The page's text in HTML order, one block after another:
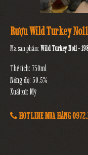
Rượu Wild Turkey
Mã sản phẩm:Wild Turkey No11 -
Thể tích: 750ml
Nồng độ: 50.5%
Xuất xứ: Mỹ
HOTLINE MUA HÀNG